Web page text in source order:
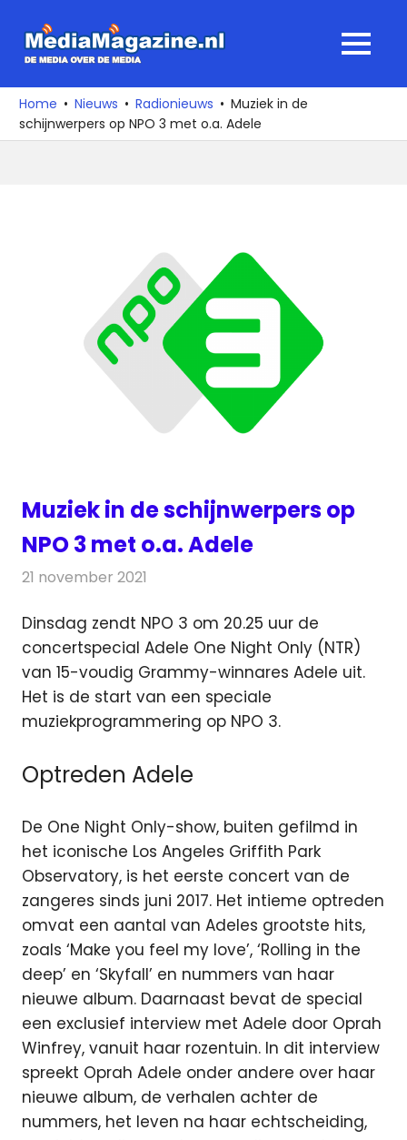
naar
media
over
de
MENU
Home Nieuws Radionieuws
Muziek in de
schijnwerpers op NPO 3 met o.a. Adele
Muziek in de schijnwerpers op
NPO 3 met o.a. Adele
21 november 2021
Dinsdag zendt NPO 3 om 20.25 uur de
concertspecial Adele One Night Only (NTR)
van 15-voudig Grammy-winnares Adele uit.
Het is de start van een speciale
muziekprogrammering op NPO 3.
Optreden Adele
De One Night Only-show, buiten gefilmd in
het iconische Los Angeles Griffith Park
Observatory, is het eerste concert van de
zangeres sinds juni 2017. Het intieme optreden
omvat een aantal van Adeles grootste hits,
zoals ‘Make you feel my love’, ‘Rolling in the
deep’ en ‘Skyfall’ en nummers van haar
nieuwe album. Daarnaast bevat de special
een exclusief interview met Adele door Oprah
Winfrey, vanuit haar rozentuin. In dit interview
spreekt Oprah Adele onder andere over haar
nieuwe album, de verhalen achter de
nummers, het leven na haar echtscheiding,